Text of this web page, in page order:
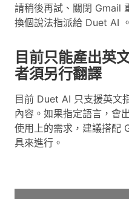
請稍後再試、關閉 Gmail
換個說法指派給 Duet AI 。
目前只能產出英
者須另行翻譯
目前 Duet AI 只支援英文
內容。如果指定語言，會
使用上的需求，建議搭配
具來進行。